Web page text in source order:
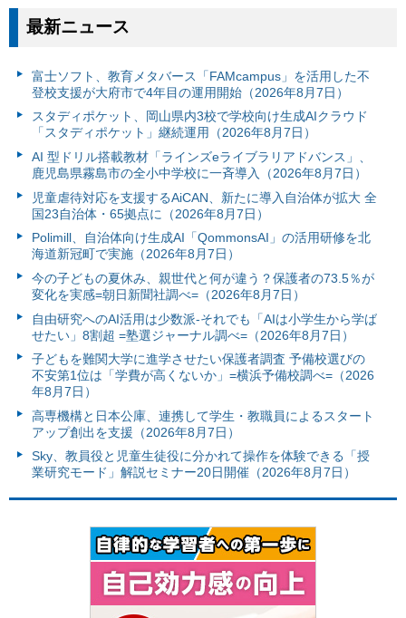
最新ニュース
富⼠ソフト、教育メタバース「FAMcampus」を活用した不
登校支援が大府市で4年目の運用開始（2026年8月7日）
スタディポケット、岡山県内3校で学校向け生成AIクラウド
「スタディポケット」継続運用（2026年8月7日）
AI 型ドリル搭載教材「ラインズeライブラリアドバンス」、
鹿児島県霧島市の全小中学校に一斉導入（2026年8月7日）
児童虐待対応を支援するAiCAN、新たに導入自治体が拡大 全
国23自治体・65拠点に（2026年8月7日）
Polimill、自治体向け生成AI「QommonsAI」の活用研修を北
海道新冠町で実施（2026年8月7日）
今の子どもの夏休み、親世代と何が違う？保護者の73.5％が
変化を実感=朝日新聞社調べ=（2026年8月7日）
自由研究へのAI活用は少数派-それでも「AIは小学生から学ば
せたい」8割超 =塾選ジャーナル調べ=（2026年8月7日）
子どもを難関大学に進学させたい保護者調査 予備校選びの
不安第1位は「学費が高くないか」=横浜予備校調べ=（2026
年8月7日）
高専機構と日本公庫、連携して学生・教職員によるスタート
アップ創出を支援（2026年8月7日）
Sky、教員役と児童生徒役に分かれて操作を体験できる「授
業研究モード」解説セミナー20日開催（2026年8月7日）